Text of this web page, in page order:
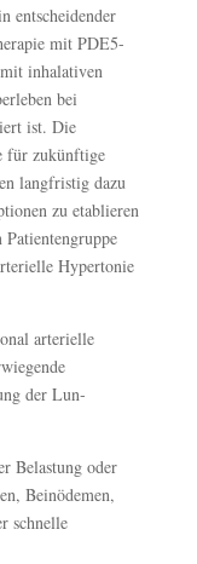
entscheidender
mit PDE5-
inhalativen
bei
ist. Die
für zukünftige
langfristig dazu
zu etablieren
Hypertonie
arterielle
der Lun­
Belastung oder
Beinödemen,
schnelle